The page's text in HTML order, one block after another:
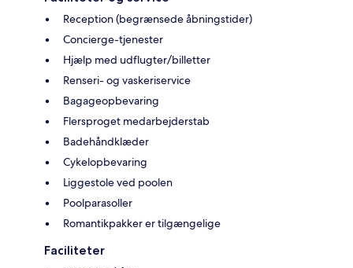
Reception (begrænsede åbningstider)
Concierge-tjenester
Hjælp med udflugter/billetter
Renseri- og vaskeriservice
Bagageopbevaring
Flersproget medarbejderstab
Badehåndklæder
Cykelopbevaring
Liggestole ved poolen
Poolparasoller
Romantikpakker er tilgængelige
Faciliteter